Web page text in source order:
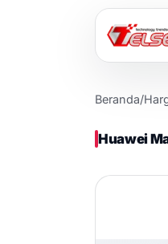
Beranda/
Huawei